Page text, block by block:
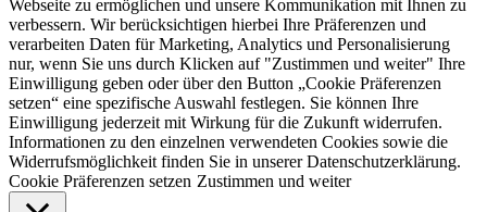
Webseite zu ermöglichen und unsere Kommunikation mit Ihnen zu
verbessern. Wir berücksichtigen hierbei Ihre Präferenzen und
verarbeiten Daten für Marketing, Analytics und Personalisierung
nur, wenn Sie uns durch Klicken auf "Zustimmen und weiter" Ihre
Einwilligung geben oder über den Button „Cookie Präferenzen
setzen“ eine spezifische Auswahl festlegen. Sie können Ihre
Einwilligung jederzeit mit Wirkung für die Zukunft widerrufen.
Informationen zu den einzelnen verwendeten Cookies sowie die
Widerrufsmöglichkeit finden Sie in unserer Datenschutzerklärung.
Cookie Präferenzen setzen Zustimmen und weiter